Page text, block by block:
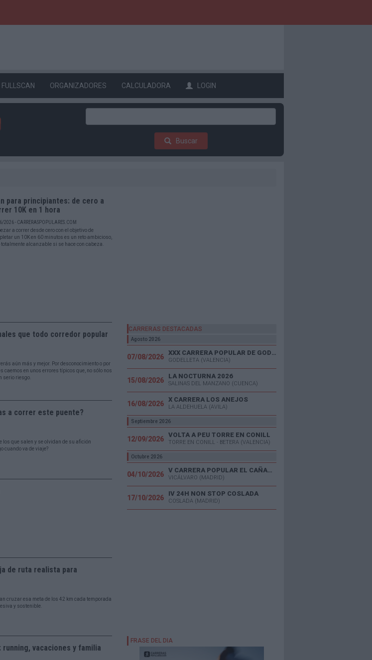
FULLSCAN ORGANIZADORES CALCULADORA LOGIN
Buscar
para principiantes: de cero a
10K en 1 hora
2026 - CARRERASPOPULARES.COM
a correr desde cero con el objetivo de
un 10K en 60 minutos es un reto ambicioso,
totalmente alcanzable si se hace con cabeza.
que todo corredor popular
aún más y mejor. Por desconocimiento o por
caemos en unos errores típicos que, no sólo nos
serio riesgo.
a correr este puente?
los que salen y se olvidan de su afición
cuando va de viaje?
de ruta realista para
cruzar esa meta de los 42 km cada temporada
y sostenible.
vacaciones y familia
CARRERAS DESTACADAS
Agosto 2026
07/08/2026
XXX CARRERA POPULAR DE GODELLETA
GODELLETA (VALENCIA)
15/08/2026
LA NOCTURNA 2026
SALINAS DEL MANZANO (CUENCA)
16/08/2026
X CARRERA LOS ANEJOS
LA ALDEHUELA (AVILA)
Septiembre 2026
12/09/2026
VOLTA A PEU TORRE EN CONILL
TORRE EN CONILL - BETERA (VALENCIA)
Octubre 2026
04/10/2026
V CARRERA POPULAR EL CAÑAVERAL
VICÁLVARO (MADRID)
17/10/2026
IV 24H NON STOP COSLADA
COSLADA (MADRID)